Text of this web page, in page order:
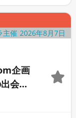
企画
会い
りか